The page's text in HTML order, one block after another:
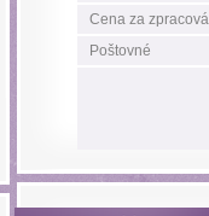
Cena za
Poštovné